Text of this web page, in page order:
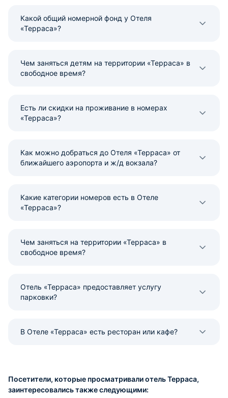
Какой общий номерной фонд у Отеля
«Терраса»?
Чем заняться детям на территории «Терраса» в
свободное время?
Есть ли скидки на проживание в номерах
«Терраса»?
Как можно добраться до Отеля «Терраса» от
ближайшего аэропорта и ж/д вокзала?
Какие категории номеров есть в Отеле
«Терраса»?
Чем заняться на территории «Терраса» в
свободное время?
Отель «Терраса» предоставляет услугу
парковки?
В Отеле «Терраса» есть ресторан или кафе?
Посетители, которые просматривали отель Терраса,
заинтересовались также следующими: